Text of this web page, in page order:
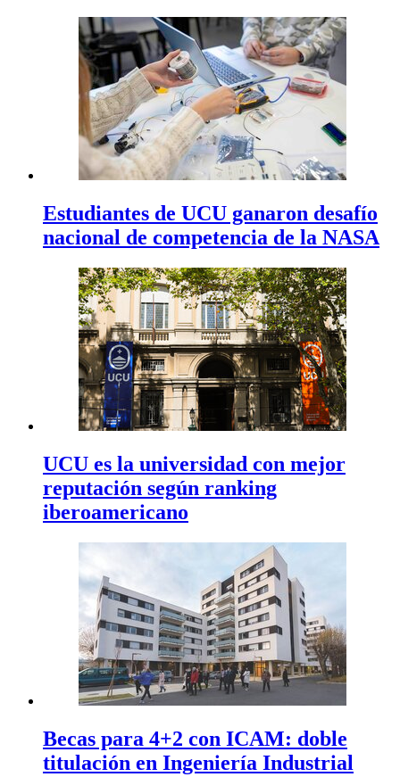
Estudiantes de UCU ganaron desafío
nacional de competencia de la NASA
UCU es la universidad con mejor
reputación según ranking
iberoamericano
Becas para 4+2 con ICAM: doble
titulación en Ingeniería Industrial